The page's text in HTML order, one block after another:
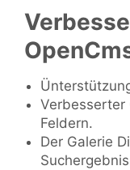
Verbesserter
Feldern.
Der Galerie